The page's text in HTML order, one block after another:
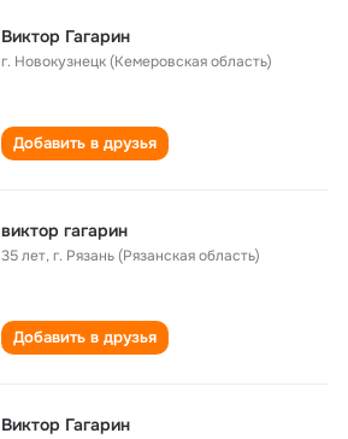
Виктор Гагарин
г. Новокузнецк (Кемеровская область)
Добавить в друзья
виктор гагарин
35 лет,г. Рязань (Рязанская область)
Добавить в друзья
Виктор Гагарин